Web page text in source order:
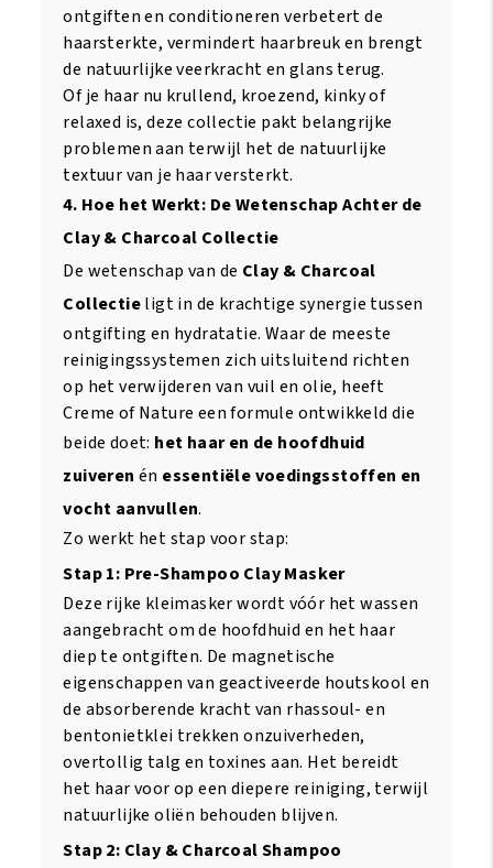
ontgiften en conditioneren verbetert de
haarsterkte, vermindert haarbreuk en brengt
de natuurlijke veerkracht en glans terug.
Of je haar nu krullend, kroezend, kinky of
relaxed is, deze collectie pakt belangrijke
problemen aan terwijl het de natuurlijke
textuur van je haar versterkt.
4. Hoe het Werkt: De Wetenschap Achter de
Clay & Charcoal Collectie
De wetenschap van de Clay & Charcoal
Collectieligt in de krachtige synergie tussen
ontgifting en hydratatie. Waar de meeste
reinigingssystemen zich uitsluitend richten
op het verwijderen van vuil en olie, heeft
Creme of Nature een formule ontwikkeld die
beide doet: het haar en de hoofdhuid
zuiveren én essentiële voedingsstoffen en
vocht aanvullen.
Zo werkt het stap voor stap:
Stap 1: Pre-Shampoo Clay Masker
Deze rijke kleimasker wordt vóór het wassen
aangebracht om de hoofdhuid en het haar
diep te ontgiften. De magnetische
eigenschappen van geactiveerde houtskool en
de absorberende kracht van rhassoul- en
bentonietklei trekken onzuiverheden,
overtollig talg en toxines aan. Het bereidt
het haar voor op een diepere reiniging, terwijl
natuurlijke oliën behouden blijven.
Stap 2: Clay & Charcoal Shampoo